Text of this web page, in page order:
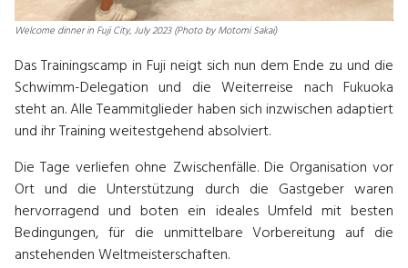
Welcome dinner in Fuji City, July 2023 (Photo by Motomi Sakai)
Das Trainingscamp in Fuji neigt sich nun dem Ende zu und die
Schwimm-Delegation und die Weiterreise nach Fukuoka
steht an. Alle Teammitglieder haben sich inzwischen adaptiert
und ihr Training weitestgehend absolviert.
Die Tage verliefen ohne Zwischenfälle. Die Organisation vor
Ort und die Unterstützung durch die Gastgeber waren
hervorragend und boten ein ideales Umfeld mit besten
Bedingungen, für die unmittelbare Vorbereitung auf die
anstehenden Weltmeisterschaften.